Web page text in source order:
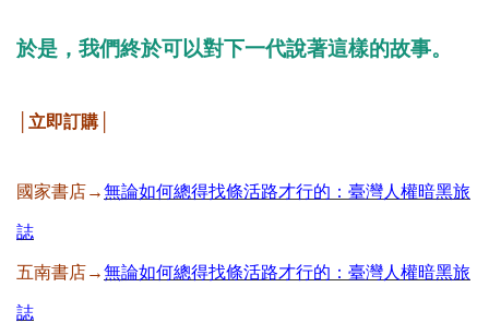
於是，我們終於可以對下一代說著這樣的故事。
│立即訂購│
國家書店→無論如何總得找條活路才行的：臺灣人權暗黑旅
誌
五南書店→無論如何總得找條活路才行的：臺灣人權暗黑旅
誌